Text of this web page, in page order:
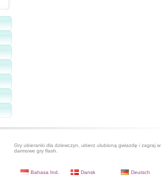
Gry ubieranki dla dziewczyn, ubierz ulubioną gwiazdę i zagraj w
darmowe gry flash.
Bahasa Ind. Dansk
Deutsch